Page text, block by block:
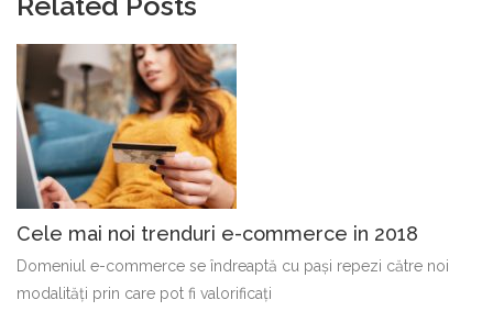
Cele mai noi trenduri e-commerce in 2018
Domeniul e-commerce se îndreaptă cu pași repezi către noi
modalități prin care pot fi valorificați